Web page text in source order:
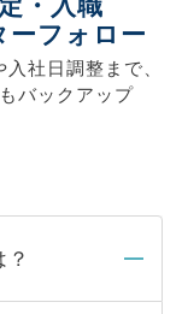
ーフォロー
入社日調整まで、
バックアップ